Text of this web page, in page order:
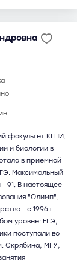
факультет КГПИ.
и биологии в
в приемной
Максимальный
91. В настоящее
"Олимп".
- c 1996 г.
уровне: ЕГЭ,
поступали во
Скрябина, МГУ,